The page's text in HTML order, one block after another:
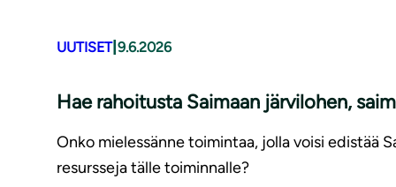
UUTISET| 9.6.2026
Hae rahoitusta Saimaan järvilohen,
Onko mielessänne toimintaa, jolla voisi edistää
resursseja tälle toiminnalle?